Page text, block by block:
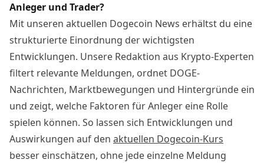
Anleger und Trader?
Mit unseren aktuellen Dogecoin News erhältst du eine
strukturierte Einordnung der wichtigsten
Entwicklungen. Unsere Redaktion aus Krypto-Experten
filtert relevante Meldungen, ordnet DOGE-
Nachrichten, Marktbewegungen und Hintergründe ein
und zeigt, welche Faktoren für Anleger eine Rolle
spielen können. So lassen sich Entwicklungen und
Auswirkungen auf den aktuellen Dogecoin-Kurs
besser einschätzen, ohne jede einzelne Meldung